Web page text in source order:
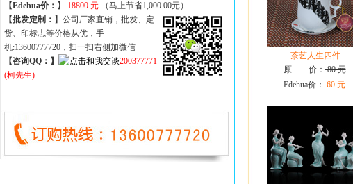
【Edehua价：】
18800 元
（马上节省1,000.00元）
【批发定制： 】公司厂家直销，批发、定
货、印标志等价格从优，手
机:13600777720，扫一扫右侧加微信
【咨询QQ：】
200377771
(柯先生)
茶艺人生四件
原 价：80 元
Edehua价： 60 元